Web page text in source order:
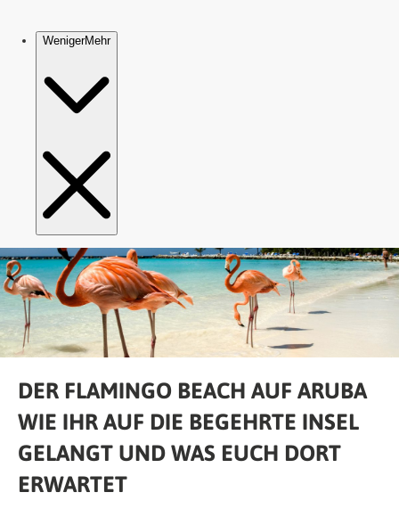
DER FLAMINGO BEACH AUF ARUBA
WIE IHR AUF DIE BEGEHRTE INSEL
GELANGT UND WAS EUCH DORT
ERWARTET